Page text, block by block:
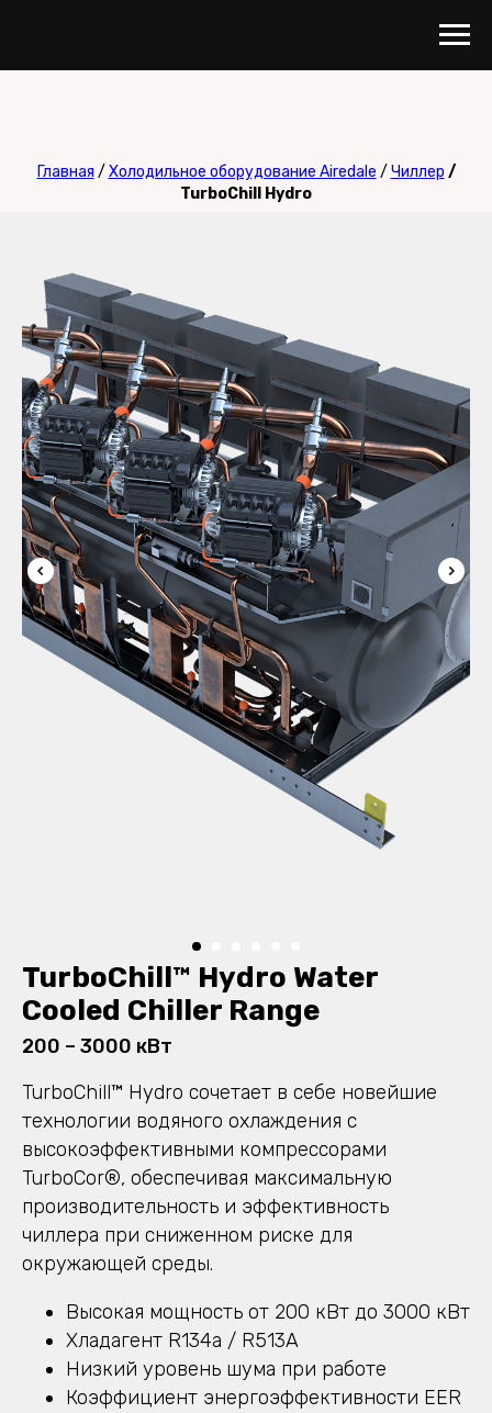
Главная / Холодильное оборудование Airedale / Чиллер /
TurboChill Hydro
TurboChill™ Hydro Water
Cooled Chiller Range
200 – 3000 кВт
TurboChill™ Hydro сочетает в себе новейшие
технологии водяного охлаждения с
высокоэффективными компрессорами
TurboCor®, обеспечивая максимальную
производительность и эффективность
чиллера при сниженном риске для
окружающей среды.
Высокая мощность от 200 кВт до 3000 кВт
Хладагент R134a / R513A
Низкий уровень шума при работе
Коэффициент энергоэффективности EER